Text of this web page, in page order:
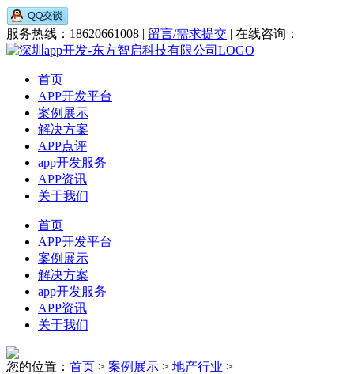
服务热线：18620661008 | 留言/需求提交 | 在线咨询：
首页
APP开发平台
案例展示
解决方案
APP点评
app开发服务
APP资讯
关于我们
首页
APP开发平台
案例展示
解决方案
app开发服务
APP资讯
关于我们
您的位置： 首页 > 案例展示 > 地产行业 >